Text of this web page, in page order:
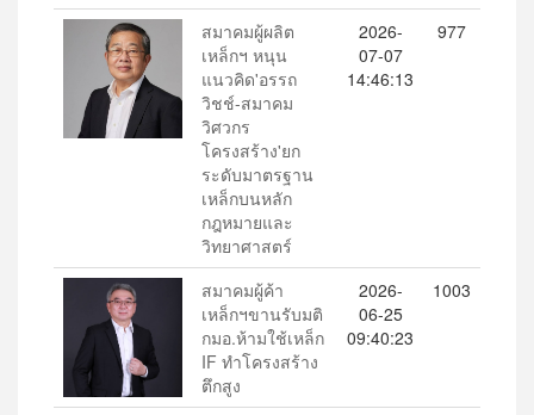
สมาคมผู้ผลิต
เหล็กฯ หนุน
แนวคิด'อรรถ
วิชช์-สมาคม
วิศวกร
โครงสร้าง'ยก
ระดับมาตรฐาน
เหล็กบนหลัก
กฎหมายและ
วิทยาศาสตร์
2026-
07-07
14:46:13
977
สมาคมผู้ค้า
เหล็กฯขานรับมติ
กมอ.ห้ามใช้เหล็ก
IF ทำโครงสร้าง
ตึกสูง
2026-
06-25
09:40:23
1003